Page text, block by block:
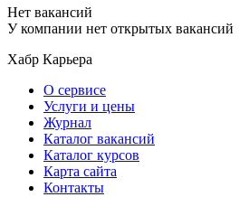
Нет вакансий
У компании нет открытых вакансий
Хабр Карьера
О сервисе
Услуги и цены
Журнал
Каталог вакансий
Каталог курсов
Карта сайта
Контакты